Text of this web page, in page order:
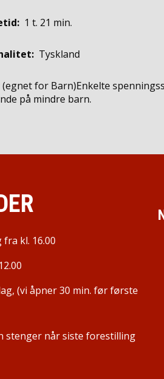
1 t. 21 min.
Tyskland
(egnet for Barn)Enkelte
på mindre barn.
kl. 16.00
(vi åpner 30 min. før første
stenger når siste forestilling